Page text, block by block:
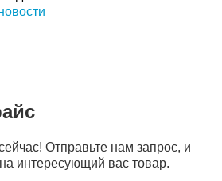
Отправьте нам запрос, и
интересующий вас товар.